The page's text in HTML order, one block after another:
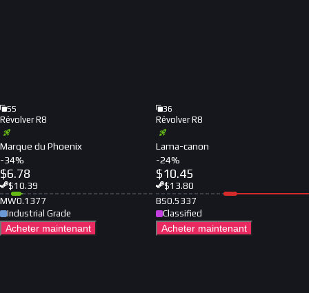
55
Révolver R8
Marque du Phoenix
-34%
$6.78
$10.39
MW0.1377
Industrial Grade
Acheter maintenant
36
Révolver R8
Lama-canon
-24%
$10.45
$13.80
BS0.5337
Classified
Acheter maintenant